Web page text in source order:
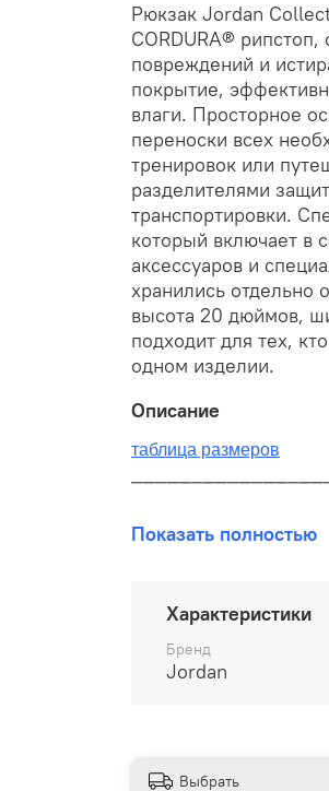
Рюкзак Jordan
CORDURA®
повреждений и
покрытие,
влаги. Просторное
переноски всех
тренировок или
разделителями
транспортировки.
который включает в
аксессуаров и
хранились отдельно
высота 20 дюймов,
подходит для тех,
одном изделии.
Описание
таблица размеров
Бесплатная доставка:
По всей России от 10
Показать полностью
Характеристики
Бренд
Jordan
Выбрать